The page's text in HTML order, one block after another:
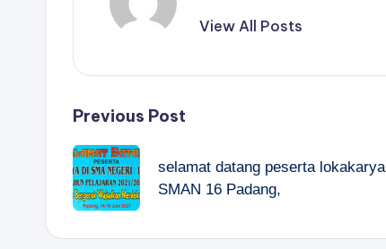
View All Posts
Post
navigation
Previous Post
selamat datang peserta lokakarya
SMAN 16 Padang,